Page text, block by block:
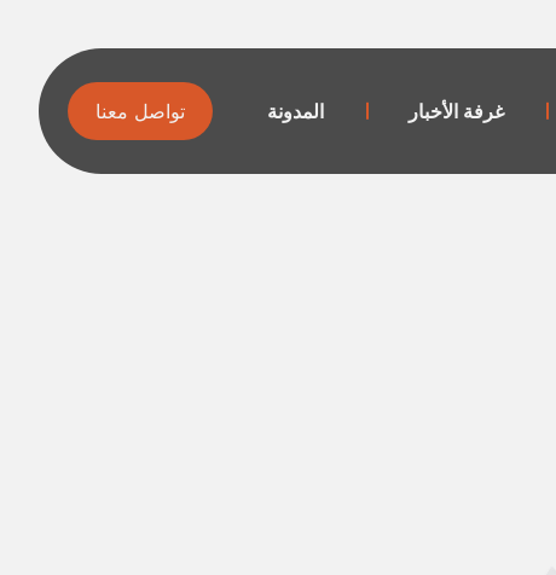
غرفة الأخبار المدونة تواصل معنا